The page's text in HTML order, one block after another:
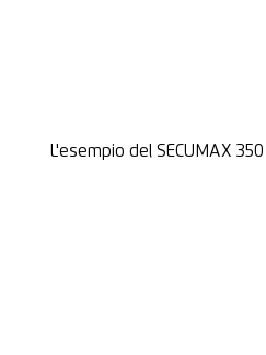
L'esempio del SECUMAX 350